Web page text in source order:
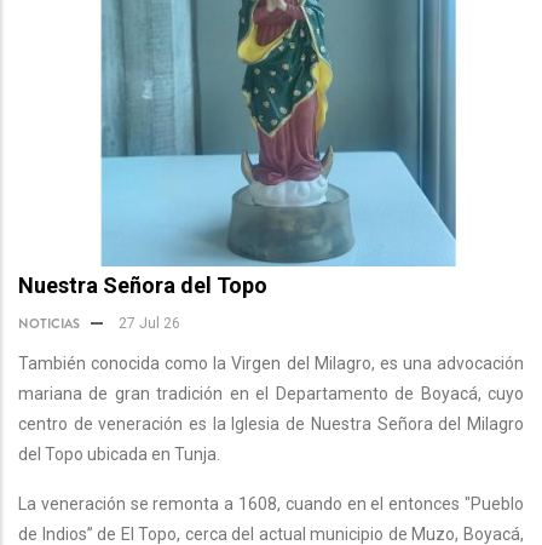
Nuestra Señora del Topo
NOTICIAS 27 Jul 26
También conocida como la Virgen del Milagro, es una advocación
mariana de gran tradición en el Departamento de Boyacá, cuyo
centro de veneración es la Iglesia de Nuestra Señora del Milagro
del Topo ubicada en Tunja.
La veneración se remonta a 1608, cuando en el entonces "Pueblo
de Indios” de El Topo, cerca del actual municipio de Muzo, Boyacá,